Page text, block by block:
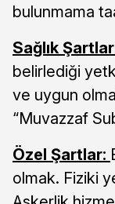
bulunmama
Sağlık
belirlediği
ve uygun
“Muvazzaf
Özel Şartlar:
olmak. Fiziki